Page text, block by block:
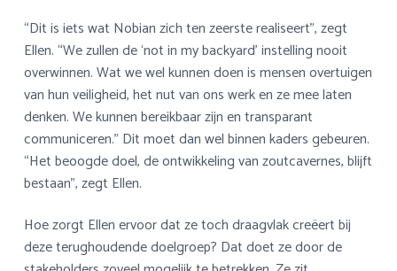
“Dit is iets wat Nobian zich ten zeerste realiseert”, zegt
Ellen. “We zullen de ‘not in my backyard’ instelling nooit
overwinnen. Wat we wel kunnen doen is mensen overtuigen
van hun veiligheid, het nut van ons werk en ze mee laten
denken. We kunnen bereikbaar zijn en transparant
communiceren.” Dit moet dan wel binnen kaders gebeuren.
“Het beoogde doel, de ontwikkeling van zoutcavernes, blijft
bestaan”, zegt Ellen.
Hoe zorgt Ellen ervoor dat ze toch draagvlak creëert bij
deze terughoudende doelgroep? Dat doet ze door de